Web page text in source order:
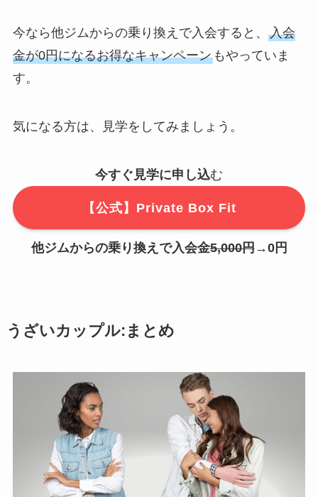
今なら他ジムからの乗り換えで入会すると、 入会
金が0円になるお得なキャンペーンもやっていま
す。
気になる方は、見学をしてみましょう。
今すぐ見学に申し込む
【公式】Private Box Fit
他ジムからの乗り換えで入会金5,000円→0円
うざいカップル:まとめ